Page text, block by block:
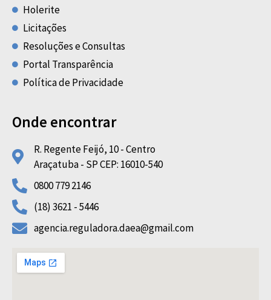
Holerite
Licitações
Resoluções e Consultas
Portal Transparência
Política de Privacidade
Onde encontrar
R. Regente Feijó, 10 - Centro
Araçatuba - SP CEP: 16010-540
0800 779 2146
(18) 3621 - 5446
agencia.reguladora.daea@gmail.com